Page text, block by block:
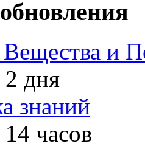
и
2 дня
знаний
часов